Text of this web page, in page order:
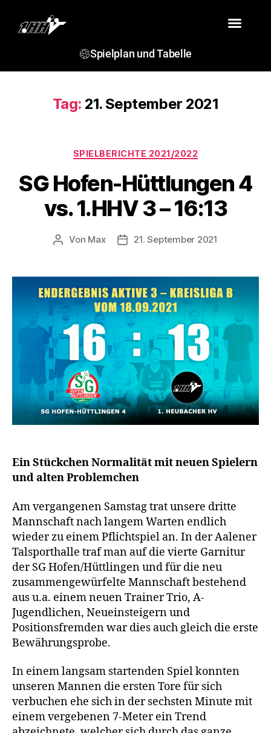
Spielplan und Tabelle
Tag: 21. September 2021
SPIELBERICHTE 2021/2022
SG Hofen-Hüttlungen 4
vs. 1.HHV 3 – 16:13
Von Max 21. September 2021
Ein Stückchen Normalität mit neuen Spielern
und alten Problemchen
Am vergangenen Samstag trat unsere dritte
Mannschaft nach langem Warten endlich
wieder zu einem Pflichtspiel an. In der Aalener
Talsporthalle traf man auf die vierte Garnitur
der SG Hofen/Hüttlingen und für die neu
zusammengewürfelte Mannschaft bestehend
aus u.a. einem neuen Trainer Trio, A-
Jugendlichen, Neueinsteigern und
Positionsfremden war dies auch gleich die erste
Bewährungsprobe.
In einem langsam startenden Spiel konnten
unseren Mannen die ersten Tore für sich
verbuchen ehe sich in der sechsten Minute mit
einem vergebenen 7-Meter ein Trend